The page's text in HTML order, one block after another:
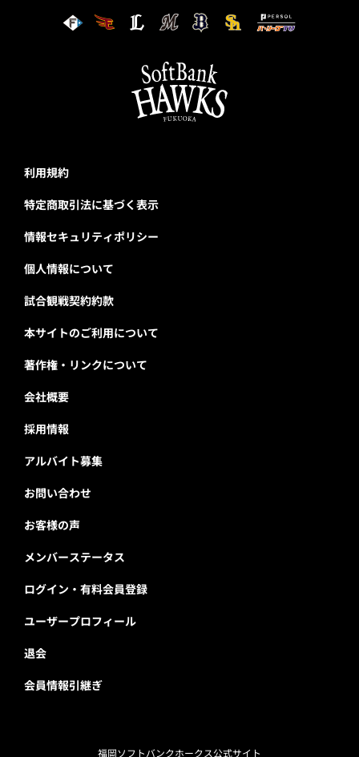
利用規約
特定商取引法に基づく表示
情報セキュリティポリシー
個人情報について
試合観戦契約約款
本サイトのご利用について
著作権・リンクについて
会社概要
採用情報
アルバイト募集
お問い合わせ
お客様の声
メンバーステータス
ログイン・有料会員登録
ユーザープロフィール
退会
会員情報引継ぎ
福岡ソフトバンクホークス公式サイト